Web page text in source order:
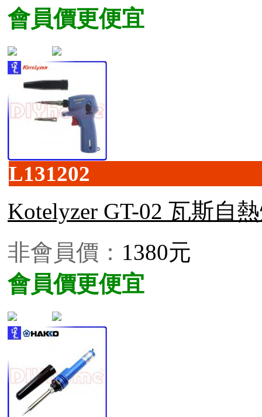
會員價更便宜
L131202
Kotelyzer GT-02 瓦斯自
非會員價： 1380元
會員價更便宜